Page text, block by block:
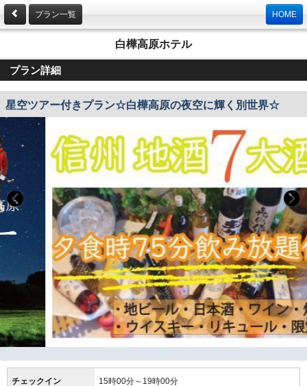
プラン一覧 HOME
白樺高原ホテル
プラン詳細
星空ツアー付きプラン☆白樺高原の夜空に輝く別世界☆
チェックイン 15時00分～19時00分